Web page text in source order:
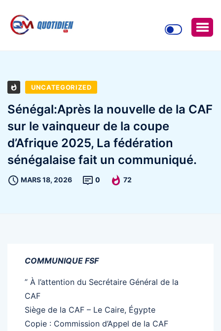
UNCATEGORIZED
Sénégal:Après la nouvelle de la CAF
sur le vainqueur de la coupe
d’Afrique 2025, La fédération
sénégalaise fait un communiqué.
MARS 18, 2026 0 72
COMMUNIQUE FSF
” À l’attention du Secrétaire Général de la
CAF
Siège de la CAF – Le Caire, Égypte
Copie : Commission d’Appel de la CAF